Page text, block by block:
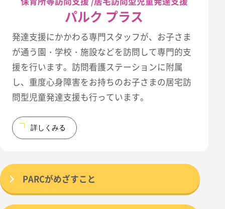
パルク プラス
発達支援にかかわる専門スタッフが、お子さま
が通う園・学校・施設などを訪問して専門的支
援を行います。訪問看護ステーションに附属
し、重度心身障害をお持ちのお子さまの居宅訪
問型児童発達支援も行っています。
詳しくみる
PARCがめざすこと